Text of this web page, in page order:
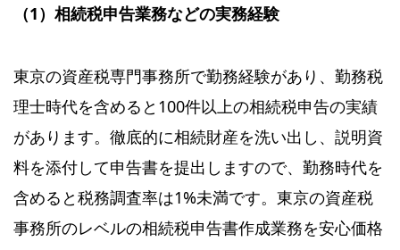
（1）相続税申告業務などの実務経験
東京の資産税専門事務所で勤務経験があり、勤務税
理士時代を含めると100件以上の相続税申告の実績
があります。徹底的に相続財産を洗い出し、説明資
料を添付して申告書を提出しますので、勤務時代を
含めると税務調査率は1%未満です。東京の資産税
事務所のレベルの相続税申告書作成業務を安心価格